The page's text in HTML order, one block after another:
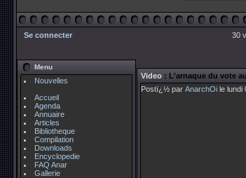
Se connecter 30
Menu
Nouvelles
Accueil
Agenda
Annuaire
Articles
Bibliotheque
Compilation
Downloads
Encyclopedie
FAQ Anar
Gallerie
Video : L'arnaque du vote
Postï¿½ par AnarchOi le lundi